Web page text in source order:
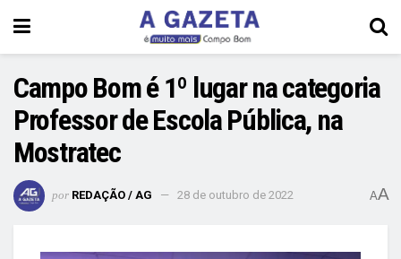
Campo Bom é 1º lugar na categoria
Professor de Escola Pública, na
Mostratec
por REDAÇÃO / AG 28 de outubro de 2022 AA